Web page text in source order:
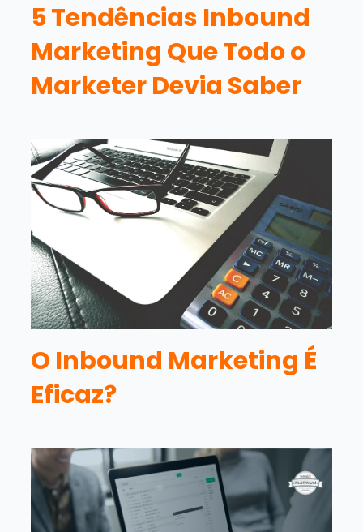
5 Tendências Inbound
Marketing Que Todo o
Marketer Devia Saber
O Inbound Marketing É
Eficaz?